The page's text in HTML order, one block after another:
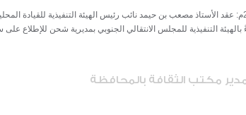
شبكة المهرة الأخبارية /شحن/ الأربعاء 28 فبراير 2024م: عقد الأستاذ مصعب بن حيمد نائب رئيس الهيئة التنفيذية للقيادة
التنفيذية للمجلس الانتقالي الجنوبي بمديرية شحن للإطلاع على
مكتب الثقافة بالمحافظة